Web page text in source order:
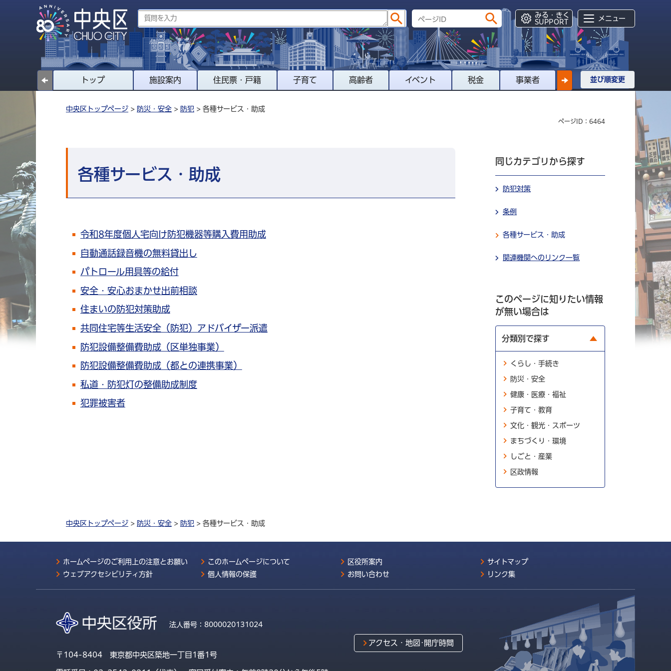
みる・きく
SUPPORT
メニュー
トップ 施設案内 住民票・戸籍 子育て 高齢者 イベント 税金 事業者 並び順変更
中央区トップページ > 防災・安全 > 防犯 > 各種サービス・助成
ページID：6464
各種サービス・助成
令和8年度個人宅向け防犯機器等購入費用助成
自動通話録音機の無料貸出し
パトロール用具等の給付
安全・安心おまかせ出前相談
住まいの防犯対策助成
共同住宅等生活安全（防犯）アドバイザー派遣
防犯設備整備費助成（区単独事業）
防犯設備整備費助成（都との連携事業）
私道・防犯灯の整備助成制度
犯罪被害者
同じカテゴリから探す
防犯対策
条例
各種サービス・助成
関連機関へのリンク一覧
このページに知りたい情報
が無い場合は
分類別で探す
くらし・手続き
防災・安全
健康・医療・福祉
子育て・教育
文化・観光・スポーツ
まちづくり・環境
しごと・産業
区政情報
中央区トップページ > 防災・安全 > 防犯 > 各種サービス・助成
ホームページのご利用上の注意とお願い このホームページについて 区役所案内
サイトマップ
ウェブアクセシビリティ方針
個人情報の保護 お問い合わせ リンク集
法人番号： 8000020131024
〒104-8404 東京都中央区築地一丁目1番1号
アクセス・地図･開庁時間